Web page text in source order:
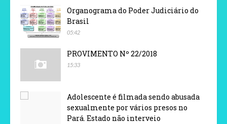
Organograma do Poder Judiciário do
Brasil
05:42
PROVIMENTO Nº 22/2018
15:33
Adolescente é filmada sendo abusada
sexualmente por vários presos no
Pará. Estado não interveio